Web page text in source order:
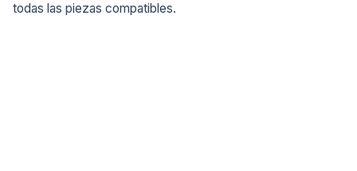
todas las piezas compatibles.